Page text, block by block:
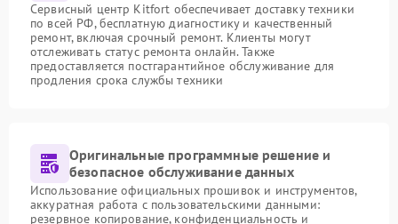
Сервисный центр Kitfort обеспечивает доставку техники
по всей РФ, бесплатную диагностику и качественный
ремонт, включая срочный ремонт. Клиенты могут
отслеживать статус ремонта онлайн. Также
предоставляется постгарантийное обслуживание для
продления срока службы техники
Оригинальные программные решение и
безопасное обслуживание данных
Использование официальных прошивок и инструментов,
аккуратная работа с пользовательскими данными:
резервное копирование, конфиденциальность и